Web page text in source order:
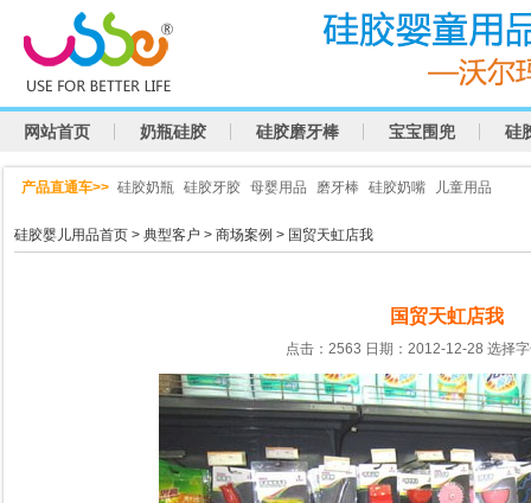
网站首页 奶瓶硅胶 硅胶磨牙棒 宝宝围兜 硅
产品直通车>> 硅胶奶瓶 硅胶牙胶 母婴用品 磨牙棒 硅胶奶嘴 儿童用品
硅胶婴儿用品首页 > 典型客户 > 商场案例 > 国贸天虹店我
国贸天虹店我
点击：2563 日期：2012-12-28 选择